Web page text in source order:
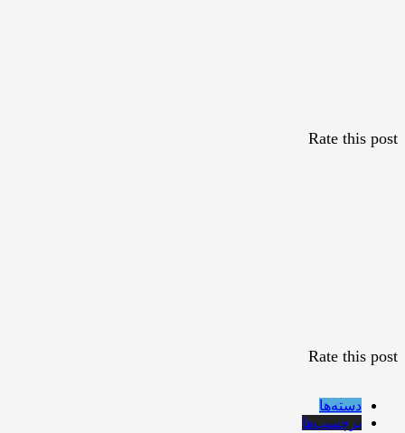
Rate this post
Rate this post
دسته‌ها
برچسب‌ها